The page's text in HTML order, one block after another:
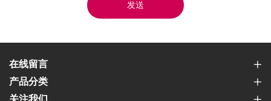
发送
在线留言
产品分类